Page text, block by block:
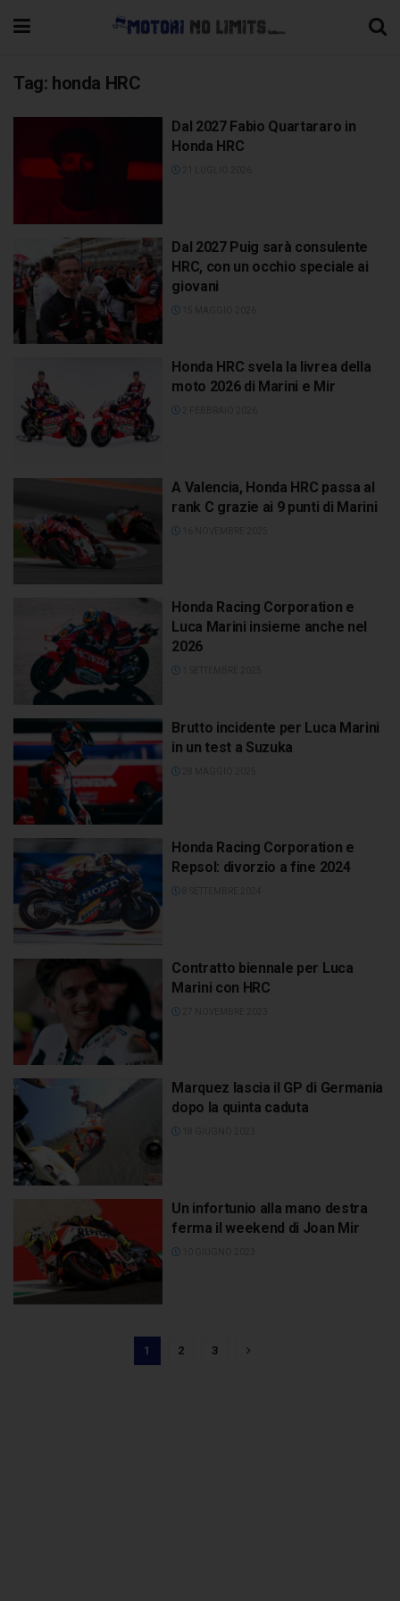
Tag: honda HRC
Dal 2027 Fabio Quartararo in
Honda HRC
Dal 2027 Puig sarà consulente
HRC, con un occhio speciale ai
giovani
Honda HRC svela la livrea della
moto 2026 di Marini e Mir
A Valencia, Honda HRC passa al
rank C grazie ai 9 punti di Marini
Honda Racing Corporation e
Luca Marini insieme anche nel
2026
Brutto incidente per Luca Marini
in un test a Suzuka
Honda Racing Corporation e
Repsol: divorzio a fine 2024
Contratto biennale per Luca
Marini con HRC
Marquez lascia il GP di Germania
dopo la quinta caduta
Un infortunio alla mano destra
ferma il weekend di Joan Mir
1 2 3